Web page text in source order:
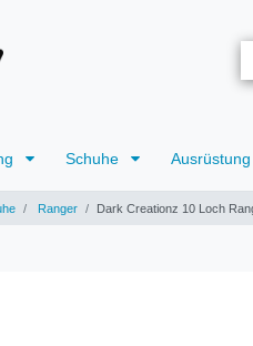
Schuhe Ausrüstung
Ranger Dark Creationz 10 Loch